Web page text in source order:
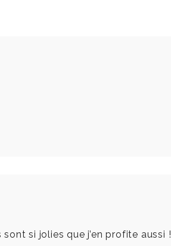
si jolies que j’en profite aussi !